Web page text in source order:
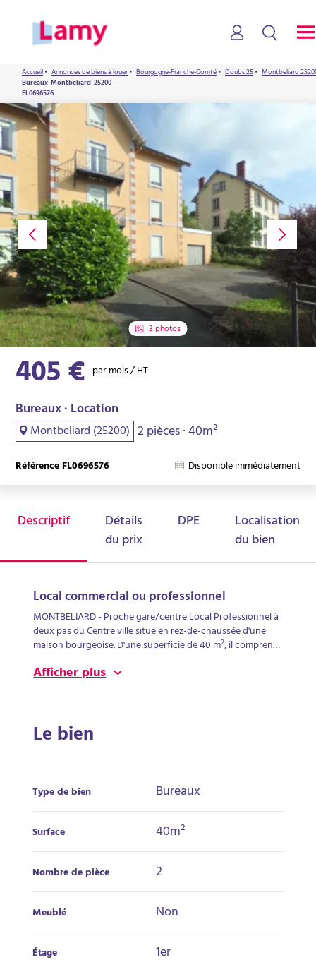
Accueil• Annonces de biens à louer• Bourgogne-Franche-Comté• Doubs 25• Montbeliard
Bureaux-Montbeliard-25200-
FL0696576
3 photos
Bureaux · Location
Montbeliard (25200) 2 pièces · 40m²
405 € par mois / HT
Référence FL0696576 Disponible immédiatement
Descriptif Détails
du prix
DPE Localisation
du bien
Local commercial ou professionnel
MONTBELIARD - Proche gare/centre Local Professionnel à
deux pas du Centre ville situé en rez-de-chaussée d'une
maison bourgeoise. D'une superficie de 40 m², il comprend
Accès PMR.Parfait pour une profession libérale ou tertiaire
Afficher plus
Le bien
Type de bien Bureaux
Surface 40m²
Nombre de pièce 2
Meublé Non
Étage 1er